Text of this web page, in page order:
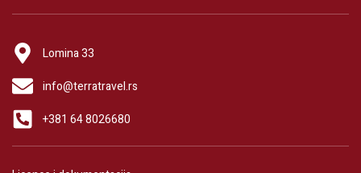
Lomina 33
info@terratravel.rs
+381 64 8026680